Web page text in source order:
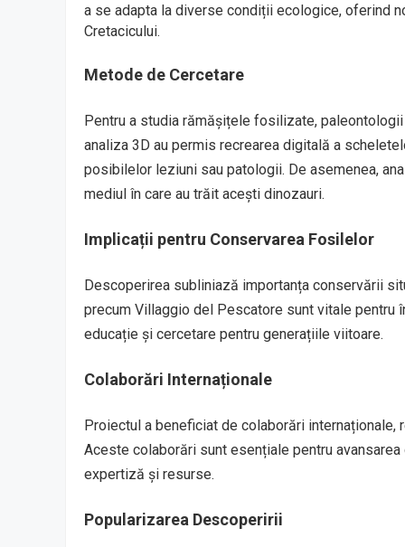
a se adapta la diverse condiții ecologice, oferind
Cretacicului.
Metode de Cercetare
Pentru a studia rămășițele fosilizate,
analiza 3D au permis recrearea digitală a
posibilelor leziuni sau patologii. De asemenea,
mediul în care au trăit acești dinozauri.
Implicații pentru Conservarea Fosilelor
Descoperirea subliniază importanța conservării
precum Villaggio del Pescatore sunt vitale
educație și cercetare pentru generațiile viitoare.
Colaborări Internaționale
Proiectul a beneficiat de colaborări internaționale,
Aceste colaborări sunt esențiale pentru
expertiză și resurse.
Popularizarea Descoperirii